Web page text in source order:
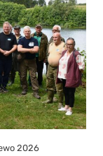
2026